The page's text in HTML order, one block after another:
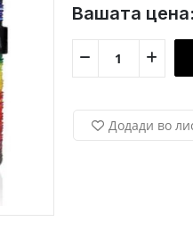
Вашата цена:
Додади во